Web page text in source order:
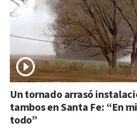
Un tornado arrasó
tambos en Santa Fe: “En
todo”